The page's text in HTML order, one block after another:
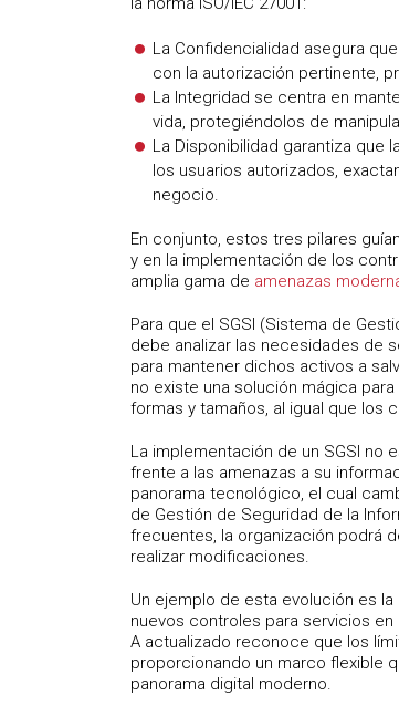
La Confidencialidad asegura
con la autorización pertinente,
La Integridad se centra en
vida, protegiéndolos de
La Disponibilidad garantiza que
los usuarios autorizados,
negocio.
En conjunto, estos tres pilares
y en la implementación de los
amplia gama de amenazas
Para que el SGSI (Sistema de
debe analizar las necesidades de
para mantener dichos activos a
no existe una solución mágica
formas y tamaños, al igual que los
La implementación de un SGSI no
frente a las amenazas a su
panorama tecnológico, el cual
de Gestión de Seguridad de la
frecuentes, la organización podrá
realizar modificaciones.
Un ejemplo de esta evolución es la
nuevos controles para servicios
A actualizado reconoce que los
proporcionando un marco flexible
panorama digital moderno.